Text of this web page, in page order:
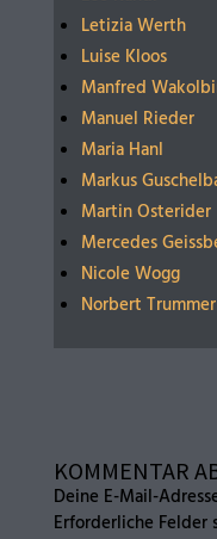
Letizia Werth
Luise Kloos
Manfred
Manuel Rieder
Maria Hanl
Markus
Martin Osterider
Mercedes
Nicole Wogg
Norbert Trummer
KOMMENTAR
Deine E-Mail-
Erforderliche Felder